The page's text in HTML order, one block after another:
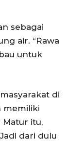
sebagai
air. “Rawa
untuk
di
memiliki
itu,
dari dulu